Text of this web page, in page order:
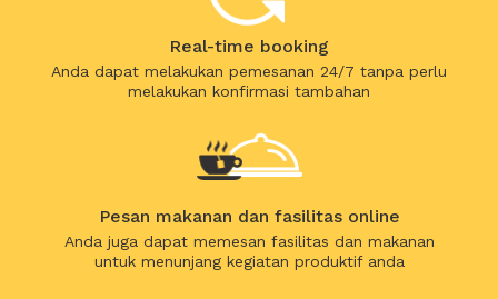
Real-time booking
Anda dapat melakukan pemesanan 24/7 tanpa perlu
melakukan konfirmasi tambahan
Pesan makanan dan fasilitas online
Anda juga dapat memesan fasilitas dan makanan
untuk menunjang kegiatan produktif anda